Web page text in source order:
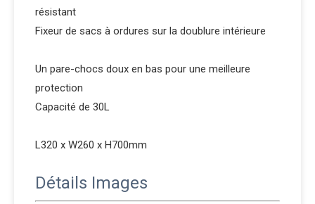
résistant
Fixeur de sacs à ordures sur la doublure intérieure
Un pare-chocs doux en bas pour une meilleure
protection
Capacité de 30L
L320 x W260 x H700mm
Détails Images